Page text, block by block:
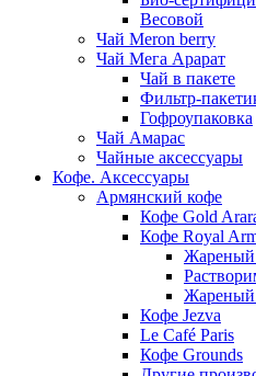
Весовой
Чай Meron berry
Чай Мега Арарат
Чай в пакете
Фильтр-
Гофроупаковка
Чай Амарас
Чайные аксессуары
Кофе. Аксессуары
Армянский кофе
Кофе Gold
Кофе Royal
Жареный
Кофе Jezva
Le Café Paris
Кофе Grounds